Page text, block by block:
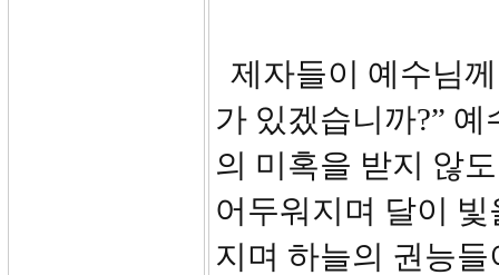
제자들이 예수님
가 있겠습니까?”
의 미혹을 받지 않
어두워지며 달이
지며 하늘의 권능